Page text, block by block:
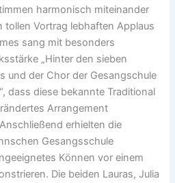
harmonisch miteinander
tollen Vortrag lebhaften Applaus
sang mit besonders
„Hinter den sieben
und der Chor der Gesangschule
dass diese bekannte Traditional
Arrangement
erhielten die
Gesangsschule
Können vor einem
Die beiden Lauras, Julia